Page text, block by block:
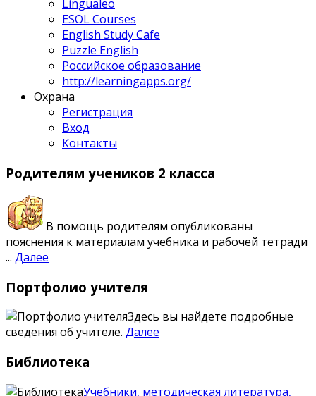
Lingualeo
ESOL Courses
English Study Cafe
Puzzle English
Российское образование
http://learningapps.org/
Охрана
Регистрация
Вход
Контакты
Родителям учеников 2 класса
В помощь родителям опубликованы
пояснения к материалам учебника и рабочей тетради
... Далее
Портфолио учителя
Здесь вы найдете подробные
сведения об учителе. Далее
Библиотека
Учебники, методическая литература,